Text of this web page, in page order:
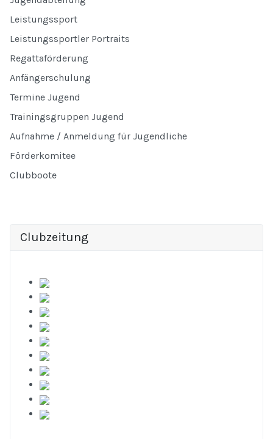
Leistungssport
Leistungssportler Portraits
Regattaförderung
Anfängerschulung
Termine Jugend
Trainingsgruppen Jugend
Aufnahme / Anmeldung für Jugendliche
Förderkomitee
Clubboote
Clubzeitung